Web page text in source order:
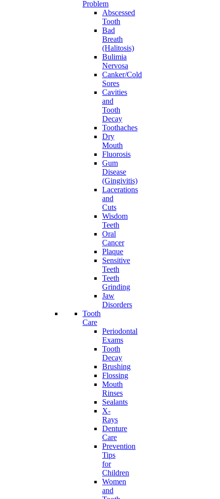
Problem
Abscessed
Tooth
Bad
Breath
(Halitosis)
Bulimia
Nervosa
Canker/Cold
Sores
Cavities
and
Tooth
Decay
Toothaches
Dry
Mouth
Fluorosis
Gum
Disease
(Gingivitis)
Lacerations
and
Cuts
Wisdom
Teeth
Oral
Cancer
Plaque
Sensitive
Teeth
Teeth
Grinding
Jaw
Disorders
Tooth
Care
Periodontal
Exams
Tooth
Decay
Brushing
Flossing
Mouth
Rinses
Sealants
X-
Rays
Denture
Care
Prevention
Tips
for
Children
Women
and